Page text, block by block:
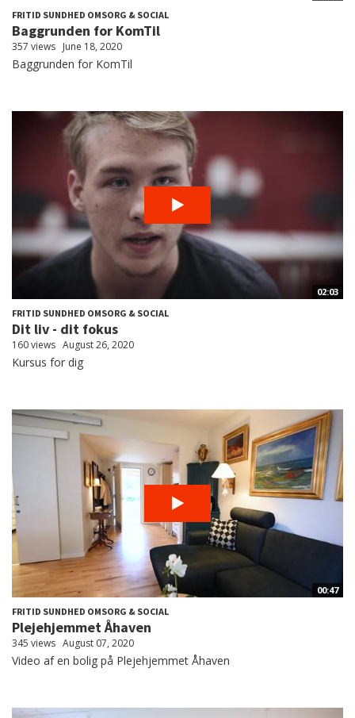
FRITID SUNDHED OMSORG & SOCIAL
Baggrunden for KomTil
357 views June 18, 2020
Baggrunden for KomTil
02:03
FRITID SUNDHED OMSORG & SOCIAL
Dit liv - dit fokus
160 views August 26, 2020
Kursus for dig
00:47
FRITID SUNDHED OMSORG & SOCIAL
Plejehjemmet Åhaven
345 views August 07, 2020
Video af en bolig på Plejehjemmet Åhaven